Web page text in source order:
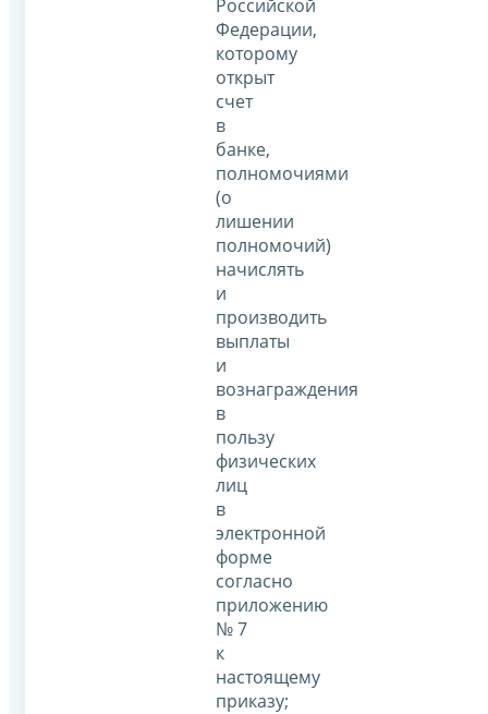
Российской
Федерации,
которому
открыт
счет
в
банке,
полномочиями
(о
лишении
полномочий)
начислять
и
производить
выплаты
и
вознаграждения
в
пользу
физических
лиц
в
электронной
форме
согласно
приложению
№ 7
к
настоящему
приказу;